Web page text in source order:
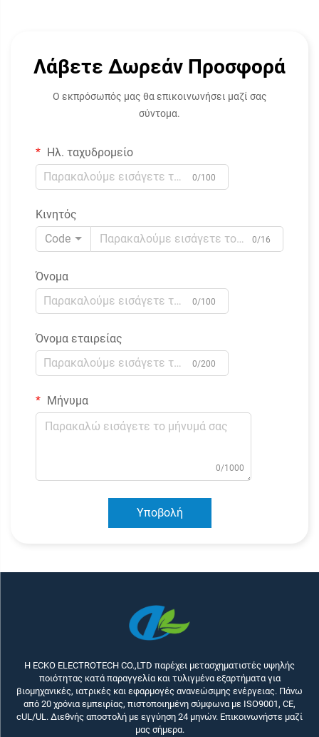
Λάβετε Δωρεάν Προσφορά
Ο εκπρόσωπός μας θα επικοινωνήσει μαζί σας
σύντομα.
Ηλ. ταχυδρομείο
0/100
Κινητός
Code
0/16
Όνομα
0/100
Όνομα εταιρείας
0/200
Μήνυμα
0/1000
Υποβολή
Η ECKO ELECTROTECH CO.,LTD παρέχει μετασχηματιστές υψηλής
ποιότητας κατά παραγγελία και τυλιγμένα εξαρτήματα για
βιομηχανικές, ιατρικές και εφαρμογές ανανεώσιμης ενέργειας. Πάνω
από 20 χρόνια εμπειρίας, πιστοποιημένη σύμφωνα με ISO9001, CE,
cUL/UL. Διεθνής αποστολή με εγγύηση 24 μηνών. Επικοινωνήστε μαζί
μας σήμερα.